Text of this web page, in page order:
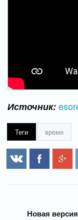
Источник:
Теги время
Новая